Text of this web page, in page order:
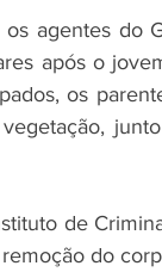
agentes do
após o
os
de
do